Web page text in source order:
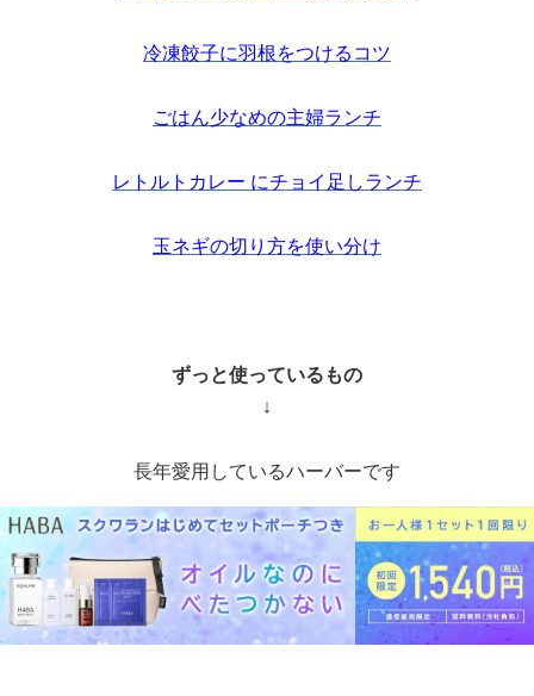
冷凍餃子に羽根をつけるコツ
ごはん少なめの主婦ランチ
レトルトカレー にチョイ足しランチ
玉ネギの切り方を使い分け
ずっと使っているもの
↓
長年愛用しているハーバーです